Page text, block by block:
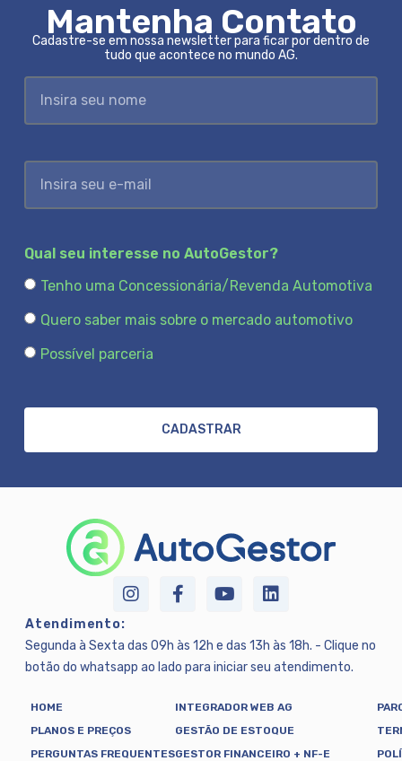
Mantenha Contato
Cadastre-se em nossa newsletter para ficar por dentro de
tudo que acontece no mundo AG.
Qual seu interesse no AutoGestor?
Tenho uma Concessionária/Revenda Automotiva
Quero saber mais sobre o mercado automotivo
Possível parceria
CADASTRAR
Atendimento:
Segunda à Sexta das 09h às 12h e das 13h às 18h. - Clique no
botão do whatsapp ao lado para iniciar seu atendimento.
HOME
PLANOS E PREÇOS
PERGUNTAS FREQUENTES
INTEGRADOR WEB AG
GESTÃO DE ESTOQUE
GESTOR FINANCEIRO + NF-E